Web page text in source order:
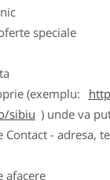
speciale
(exemplu:
sibiu ) unde va
Contact - adresa,
afacere